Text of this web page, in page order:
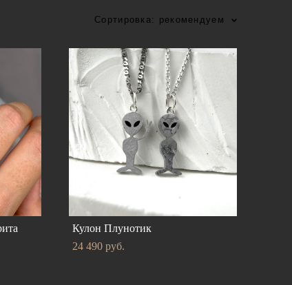
Сортировка: рекомендуем
Кулон Плунотик
24 490 pуб.